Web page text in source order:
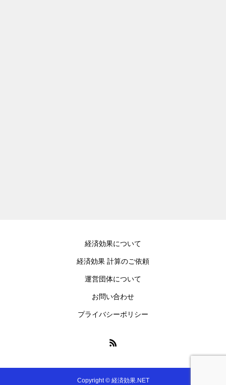
経済効果について
経済効果 計算のご依頼
運営団体について
お問い合わせ
プライバシーポリシー
Copyright © 経済効果.NET